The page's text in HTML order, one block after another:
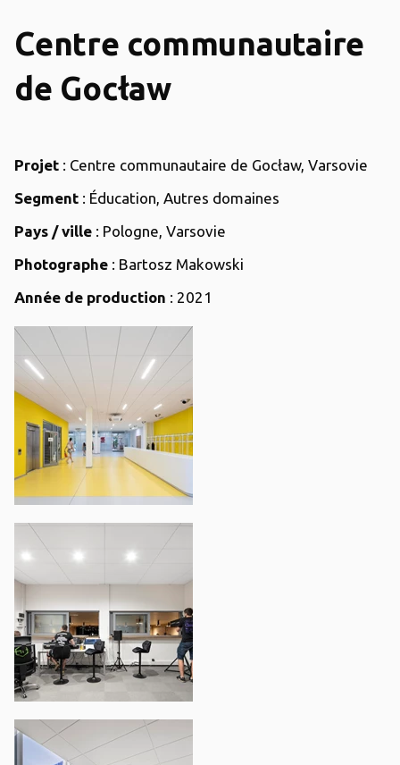
Centre communautaire
de Gocław
Projet : Centre communautaire de Gocław, Varsovie
Segment : Éducation, Autres domaines
Pays / ville : Pologne, Varsovie
Photographe : Bartosz Makowski
Année de production : 2021